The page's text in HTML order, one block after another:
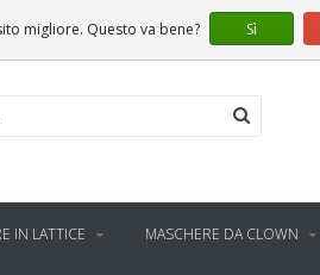
IN LATTICE MASCHERE DA CLOWN
migliore. Questo va bene? Sì